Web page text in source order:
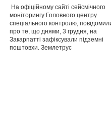
​ На офіційному сайті сейсмічного
моніторингу Головного центру
спеціального контролю,
про те, що днями, 3 грудня, на
Закарпатті зафіксували підземні
поштовхи. Землетрус